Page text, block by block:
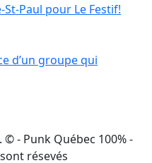
Paul pour Le Festif!
d’un groupe qui
©- Punk Québec 100% -
résevés